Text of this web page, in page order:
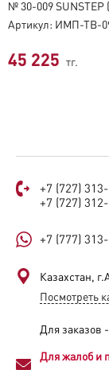
№ 30-009 SUNSTEP
Артикул: ИМП-ТВ-
45 225 тг.
+7 (727)
+7 (727)
+7 (777)
Казахстан,
Посмотреть
Для заказов -
Для жалоб и